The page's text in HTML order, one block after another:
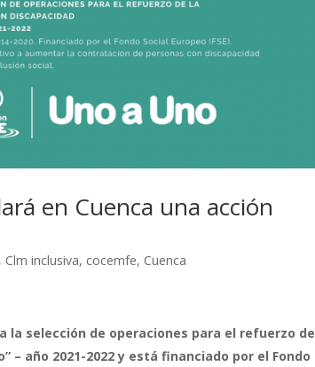
en Cuenca una acción
, Clm inclusiva, cocemfe, Cuenca
la selección de operaciones para el refuerzo de
– año 2021-2022 y está financiado por el Fondo